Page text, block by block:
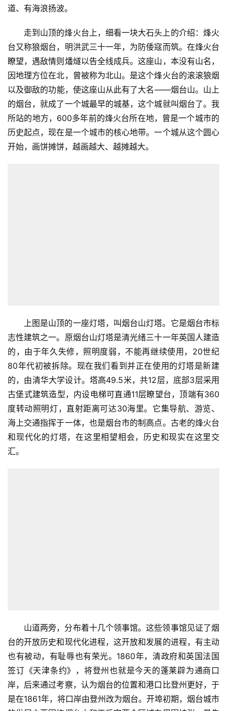
道、有海浪扬波。
走到山顶的烽火台上，细看一块大石头上的介绍：烽火
台又称狼烟台，明洪武三十一年，为防倭寇而筑。在烽火台
瞭望，遇敌情则燔燧以告全线成兵。这座山，本没有山名，
因地理方位在北，曾被称为北山。是这个烽火台的滚滚狼烟
以及御敌的功能，使这座山从此有了大名——烟台山。山上
的烟台，就成了一个城最早的城基，这个城就叫烟台了。我
所站的地方，600多年前的烽火台所在地，曾是一个城市的
历史起点，现在是一个城市的核心地带。一个城从这个圆心
开始，画饼摊饼，越画越大、越摊越大。
上图是山顶的一座灯塔，叫烟台山灯塔。它是烟台市标
志性建筑之一。原烟台山灯塔是清光绪三十一年英国人建造
的，由于年久失修，照明度弱，不能再继续使用，20世纪
80年代初被拆除。现在我们看到并正在使用的灯塔是新建
的，由清华大学设计。塔高49.5米，共12层，底部3层采用
古堡式建筑造型，内设电梯可直通11层瞭望台，顶端有360
度转动照明灯，直射距离可达30海里。它集导航、游览、
海上交通指挥于一体，也是烟台市的制高点。古老的烽火台
和现代化的灯塔，在这里相望相会，历史和现实在这里交
汇。
山道两旁，分布着十几个领事馆。这些领事馆见证了烟
台的开放历史和现代化进程，这开放和发展的进程，有主动
也有被动，有耻辱也有荣光。1860年，清政府和英国法国
签订《天津条约》，将登州也就是今天的蓬莱辟为通商口
岸，后来通过考察，认为烟台的位置和港口比登州更好，于
是在1861年，将口岸由登州改为烟台。开埠初期，烟台城市